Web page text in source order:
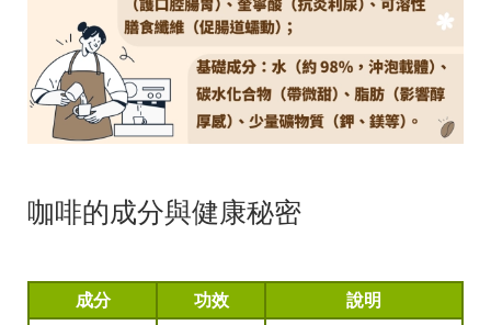
咖啡的成分與健康秘密
成分 功效 說明